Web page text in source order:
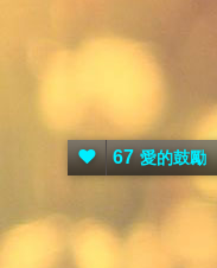
67 愛的鼓勵